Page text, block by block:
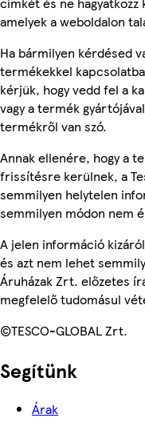
amelyek a weboldalon
Ha bármilyen kérdésed
termékekkel
kérjük, hogy vedd fel a
vagy a termék
termékről van szó.
Annak ellenére, hogy a
frissítésre kerülnek, a
semmilyen helytelen
semmilyen módon nem
A jelen információ
és azt nem lehet
Áruházak Zrt. előzetes
megfelelő tudomásul
©TESCO-GLOBAL Zrt.
Segítünk
Árak